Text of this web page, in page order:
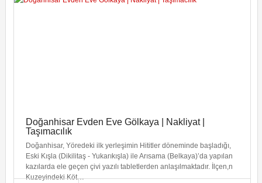
Doğanhisar Evden Eve Gölkaya | Nakliyat |
Taşımacılık
Doğanhisar, Yöredeki ilk yerleşimin Hititler döneminde başladığı,
Eski Kışla (Dikilitaş - Yukarıkışla) ile Arısama (Belkaya)’da yapılan
kazılarda ele geçen çivi yazılı tabletlerden anlaşılmaktadır. İlçen,n
Kuzeyindeki Köt…